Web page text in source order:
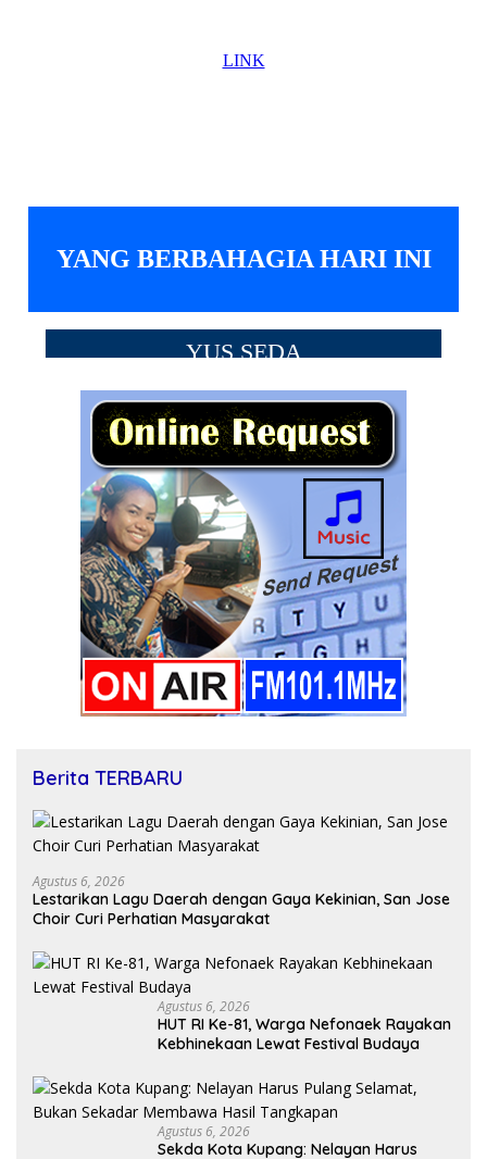
Berita TERBARU
Agustus 6, 2026
Lestarikan Lagu Daerah dengan Gaya Kekinian, San Jose
Choir Curi Perhatian Masyarakat
Agustus 6, 2026
HUT RI Ke-81, Warga Nefonaek Rayakan
Kebhinekaan Lewat Festival Budaya
Agustus 6, 2026
Sekda Kota Kupang: Nelayan Harus